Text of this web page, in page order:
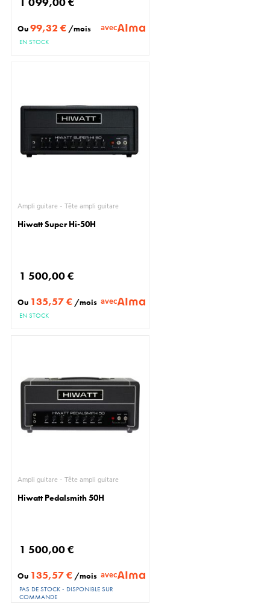
Ou99,32 € /mois avec
EN STOCK
Ampli guitare - Tête ampli guitare
Hiwatt Super Hi-50H
1 500,00 €
Ou 135,57 € /mois avec
EN STOCK
Ampli guitare - Tête ampli guitare
Hiwatt Pedalsmith 50H
1 500,00 €
Ou 135,57 € /mois avec
PAS DE STOCK - DISPONIBLE SUR
COMMANDE